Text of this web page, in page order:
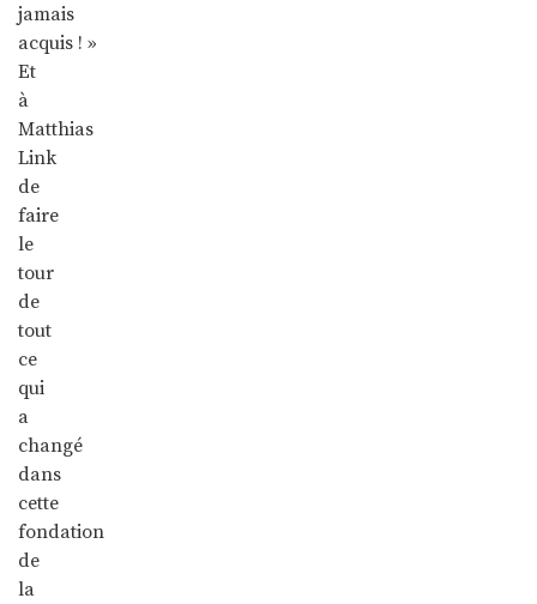
jamais
acquis ! »
Et
à
Matthias
Link
de
faire
le
tour
de
tout
ce
qui
a
changé
dans
cette
fondation
de
la